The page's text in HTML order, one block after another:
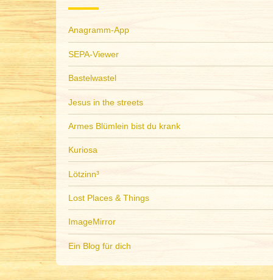
Anagramm-App
SEPA-Viewer
Bastelwastel
Jesus in the streets
Armes Blümlein bist du krank
Kuriosa
Lötzinn³
Lost Places & Things
ImageMirror
Ein Blog für dich